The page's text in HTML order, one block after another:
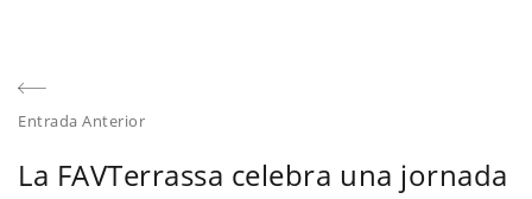
Post
navigation
Entrada Anterior
post:
La FAVTerrassa celebra una jornada